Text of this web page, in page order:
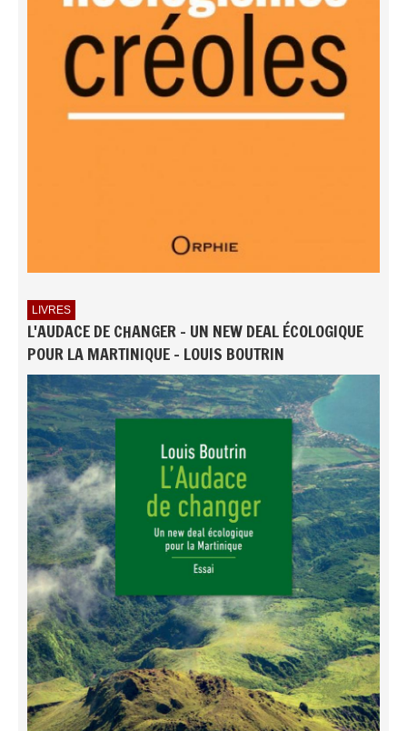
LIVRES
L'AUDACE DE CHANGER - UN NEW DEAL ÉCOLOGIQUE
POUR LA MARTINIQUE - LOUIS BOUTRIN